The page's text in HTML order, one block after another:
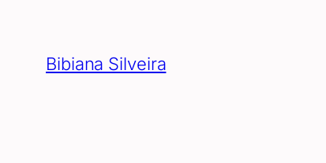
Bibiana Silveira